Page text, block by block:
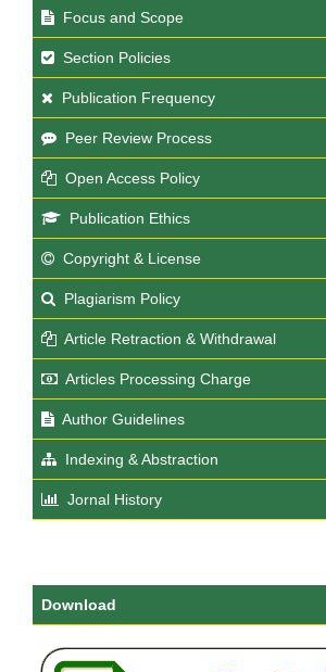
Focus and Scope
Section Policies
Publication Frequency
Peer Review Process
Open Access Policy
Publication Ethics
Copyright & License
Plagiarism Policy
Article Retraction & Withdrawal
Articles Processing Charge
Author Guidelines
Indexing & Abstraction
Jornal History
Download